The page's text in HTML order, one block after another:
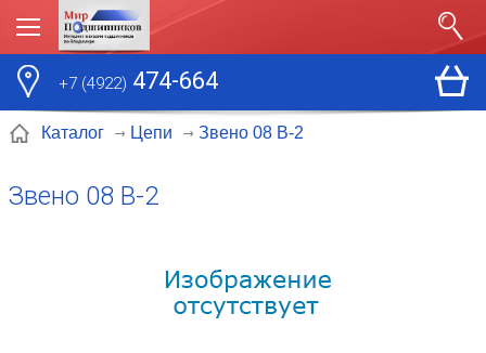
+7 (4922) 474-664
Каталог Цепи Звено 08 В-2
Звено 08 В-2